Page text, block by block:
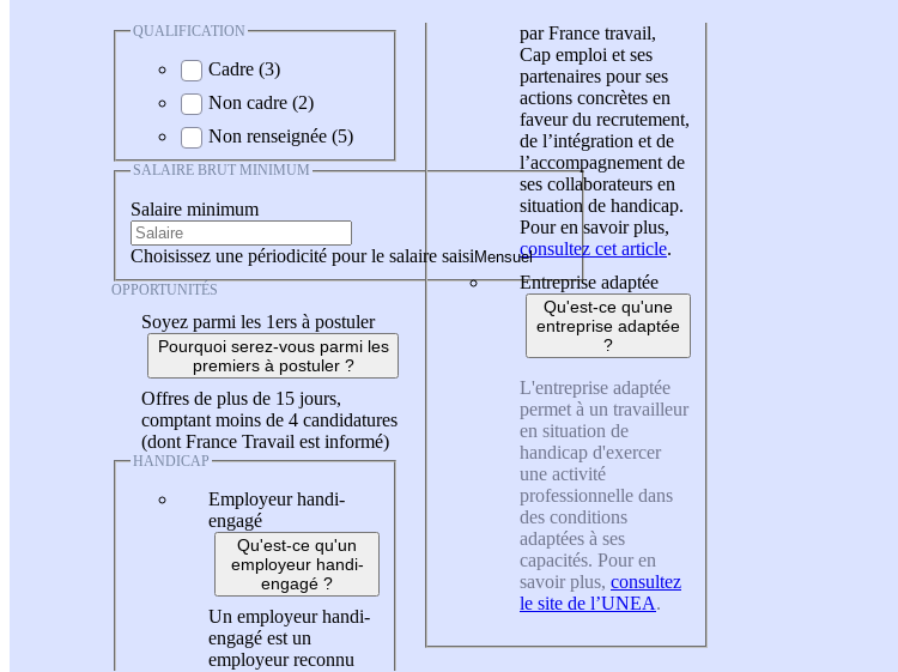
QUALIFICATION
Cadre (3)
Non cadre (2)
Non renseignée (5)
SALAIRE BRUT MINIMUM
Salaire minimum
Choisissez une périodicité pour le salaire saisi
OPPORTUNITÉS
Soyez parmi les 1ers à postuler
Pourquoi serez-vous parmi les
premiers à postuler ?
Offres de plus de 15 jours,
comptant moins de 4 candidatures
(dont France Travail est informé)
HANDICAP
Employeur handi-
engagé
Qu'est-ce qu'un
employeur handi-
engagé ?
Un employeur handi-
engagé est un
employeur reconnu
par France travail,
Cap emploi et ses
partenaires pour ses
actions concrètes en
faveur du recrutement,
de l’intégration et de
l’accompagnement de
ses collaborateurs en
situation de handicap.
Pour en savoir plus,
consultez cet article.
Entreprise adaptée
Qu'est-ce qu'une
entreprise adaptée
?
L'entreprise adaptée
permet à un travailleur
en situation de
handicap d'exercer
une activité
professionnelle dans
des conditions
adaptées à ses
capacités. Pour en
savoir plus, consultez
le site de l’UNEA.